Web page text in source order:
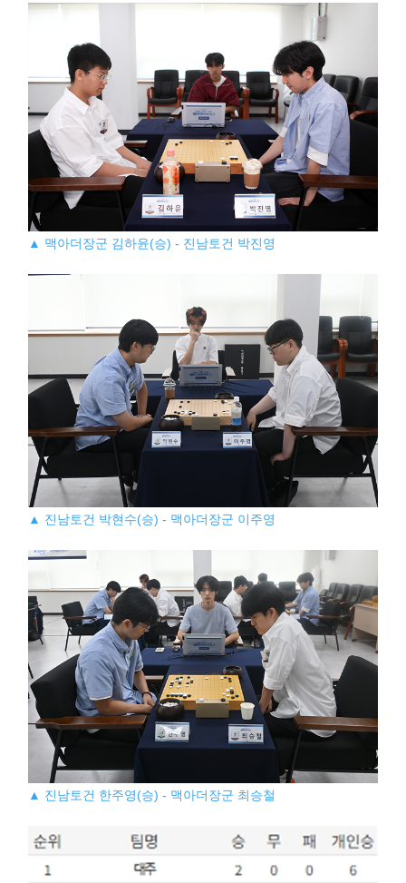
▲ 맥아더장군 김하윤(승) - 진남토건 박진영
▲ 진남토건 박현수(승) - 맥아더장군 이주영
▲ 진남토건 한주영(승) - 맥아더장군 최승철